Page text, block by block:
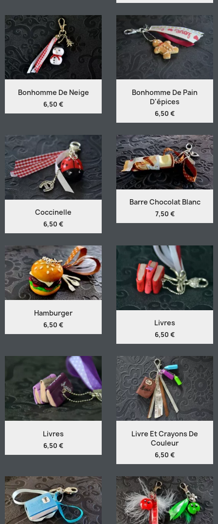
Bonhomme De Neige
6,50 €
Bonhomme De Pain
D'épices
6,50 €
Coccinelle
6,50 €
Barre Chocolat Blanc
7,50 €
Hamburger
6,50 € Livres
6,50 €
Livres
6,50 €
Livre Et Crayons De
Couleur
6,50 €